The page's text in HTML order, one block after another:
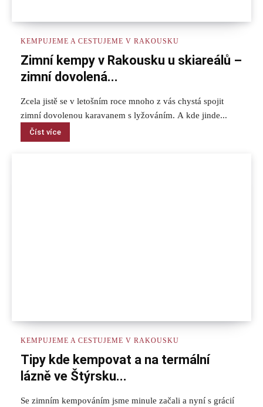
KEMPUJEME A CESTUJEME V RAKOUSKU
Zimní kempy v Rakousku u skiareálů –
zimní dovolená...
Zcela jistě se v letošním roce mnoho z vás chystá spojit
zimní dovolenou karavanem s lyžováním. A kde jinde...
Číst více
KEMPUJEME A CESTUJEME V RAKOUSKU
Tipy kde kempovat a na termální
lázně ve Štýrsku...
Se zimním kempováním jsme minule začali a nyní s grácií